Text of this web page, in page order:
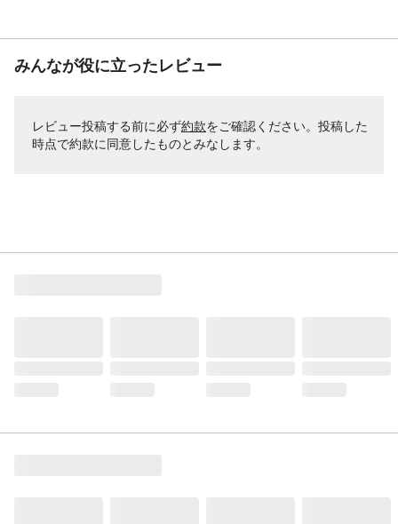
みんなが役に立ったレビュー
レビュー投稿する前に必ず約款をご確認ください。投稿した
時点で約款に同意したものとみなします。